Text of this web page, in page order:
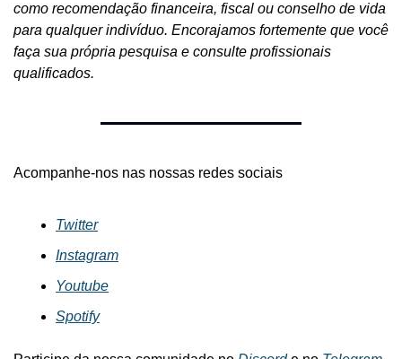
como recomendação financeira, fiscal ou conselho de vida
para qualquer indivíduo. Encorajamos fortemente que você
faça sua própria pesquisa e consulte profissionais
qualificados.
Acompanhe-nos nas nossas redes sociais
Twitter
Instagram
Youtube
Spotify